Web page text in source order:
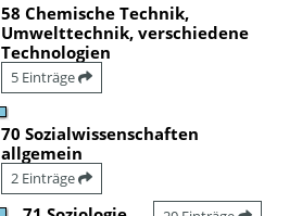
58 Chemische Technik,
Umwelttechnik, verschiedene
Technologien
5 Einträge
70 Sozialwissenschaften
allgemein
2 Einträge